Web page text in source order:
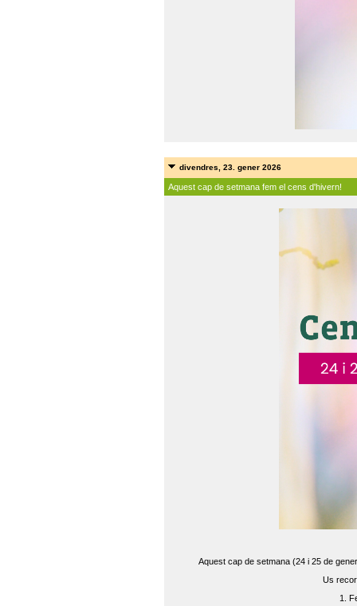
divendres, 23. gener 2026
Aquest cap de setmana fem el cens d'hivern!
Aquest cap de setmana (24 i 25 de
Us
1.